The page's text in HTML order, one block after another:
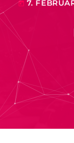
today 7.